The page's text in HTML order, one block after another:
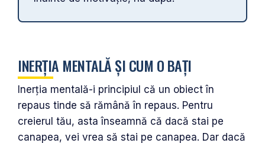
INERȚIA MENTALĂ ȘI CUM O BAȚI
Inerția mentală-i principiul că un obiect în
repaus tinde să rămână în repaus. Pentru
creierul tău, asta înseamnă că dacă stai pe
canapea, vei vrea să stai pe canapea. Dar dacă